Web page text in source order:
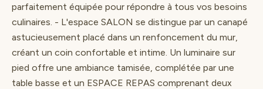
parfaitement équipée pour répondre à tous vos besoins
culinaires. - L'espace SALON se distingue par un canapé
astucieusement placé dans un renfoncement du mur,
créant un coin confortable et intime. Un luminaire sur
pied offre une ambiance tamisée, complétée par une
table basse et un ESPACE REPAS comprenant deux